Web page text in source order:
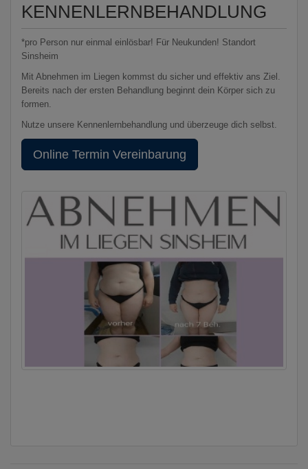
KENNENLERNBEHANDLUNG
*pro Person nur einmal einlösbar! Für Neukunden! Standort
Sinsheim
Mit Abnehmen im Liegen kommst du sicher und effektiv ans Ziel.
Bereits nach der ersten Behandlung beginnt dein Körper sich zu
formen.
Nutze unsere Kennenlernbehandlung und überzeuge dich selbst.
Online Termin Vereinbarung